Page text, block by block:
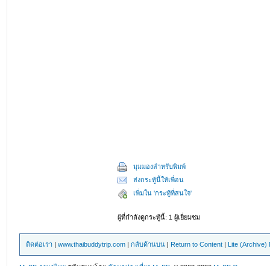
มุมมองสำหรับพิมพ์
ส่งกระทู้นี้ให้เพื่อน
เพิ่มใน 'กระทู้ที่สนใจ'
ผู้ที่กำลังดูกระทู้นี้: 1 ผู้เยี่ยมชม
ติดต่อเรา |www.thaibuddytrip.com |กลับด้านบน | Return to Content | Lite (Archive)